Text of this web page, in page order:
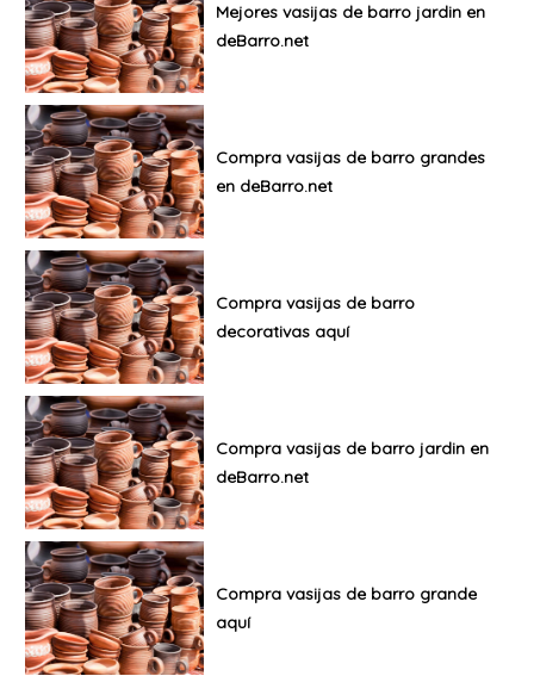
Mejores vasijas de barro jardin en
deBarro.net
Compra vasijas de barro grandes
en deBarro.net
Compra vasijas de barro
decorativas aquí
Compra vasijas de barro jardin en
deBarro.net
Compra vasijas de barro grande
aquí